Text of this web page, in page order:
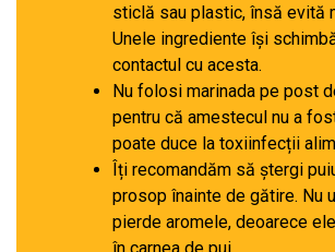
sticlă sau plastic, însă evită
Unele ingrediente își
contactul cu acesta.
Nu folosi marinada pe post
pentru că amestecul nu a
poate duce la toxiinfecții
Îți recomandăm să ștergi
prosop înainte de gătire. Nu
pierde aromele, deoarece
în carnea de pui.